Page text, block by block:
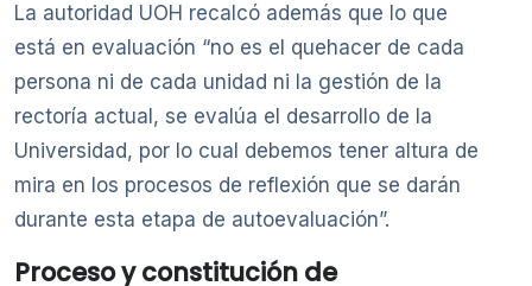
La autoridad UOH recalcó además que lo que
está en evaluación “no es el quehacer de cada
persona ni de cada unidad ni la gestión de la
rectoría actual, se evalúa el desarrollo de la
Universidad, por lo cual debemos tener altura de
mira en los procesos de reflexión que se darán
durante esta etapa de autoevaluación”.
Proceso y constitución de